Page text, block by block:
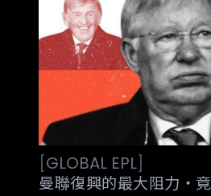
[GLOBAL EPL]
曼聯復興的最大阻力‧